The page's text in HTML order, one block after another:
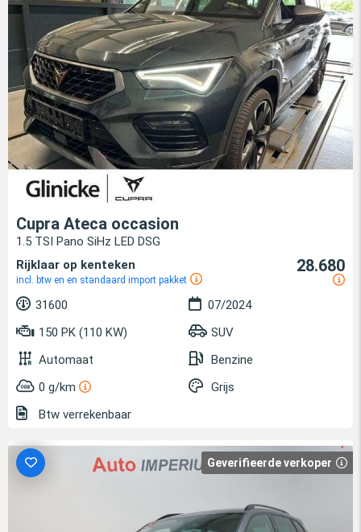
Cupra Ateca occasion
1.5 TSI Pano SiHz LED DSG
Rijklaar op kenteken
incl. btw en en standaard import pakket
28.680
31600
07/2024
150 PK (110 KW)
SUV
Automaat
Benzine
0 g/km
Grijs
Btw verrekenbaar
Geverifieerde verkoper